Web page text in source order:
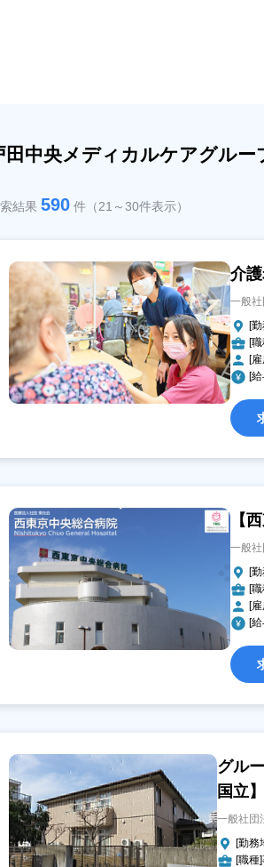
田中央メディカルケアグルー
結果590 件（21～30件表示）
介
一般
[
[
[
[
【
一般
[
[
[
[
グル
国立】
一般社団
[勤務
[職種